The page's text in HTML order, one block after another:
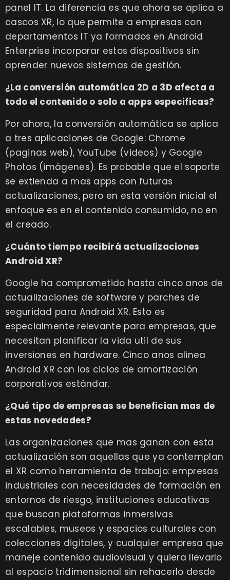
panel IT. La diferencia es que ahora se aplica a
cascos XR, lo que permite a empresas con
departamentos IT ya formados en Android
Enterprise incorporar estos dispositivos sin
aprender nuevos sistemas de gestión.
¿La conversión automática 2D a 3D afecta a
todo el contenido o solo a apps especificas?
Por ahora, la conversión automática se aplica
a tres aplicaciones de Google: Chrome
(paginas web), YouTube (videos) y Google
Photos (imágenes). Es probable que el soporte
se extienda a mas apps con futuras
actualizaciones, pero en esta versión inicial el
enfoque es en el contenido consumido, no en
el creado.
¿Cuánto tiempo recibirá actualizaciones
Android XR?
Google ha comprometido hasta cinco anos de
actualizaciones de software y parches de
seguridad para Android XR. Esto es
especialmente relevante para empresas, que
necesitan planificar la vida util de sus
inversiones en hardware. Cinco anos alinea
Android XR con los ciclos de amortización
corporativos estándar.
¿Qué tipo de empresas se benefician mas de
estas novedades?
Las organizaciones que mas ganan con esta
actualización son aquellas que ya contemplan
el XR como herramienta de trabajo: empresas
industriales con necesidades de formación en
entornos de riesgo, instituciones educativas
que buscan plataformas inmersivas
escalables, museos y espacios culturales con
colecciones digitales, y cualquier empresa que
maneje contenido audiovisual y quiera llevarlo
al espacio tridimensional sin rehacerlo desde